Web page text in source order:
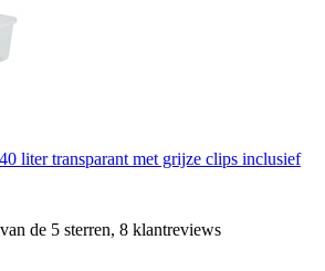
liter transparant met grijze clips inclusief
de 5 sterren, 8 klantreviews